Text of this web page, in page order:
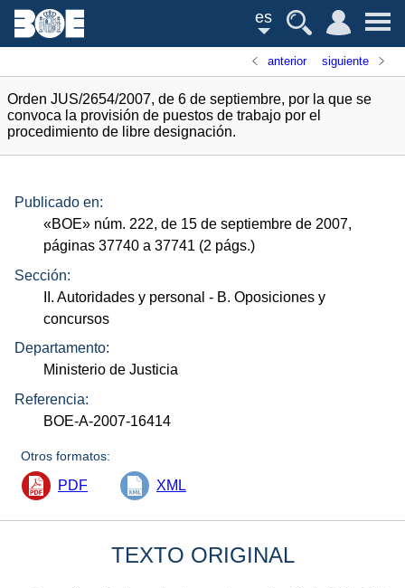
es
anterior siguiente
Orden JUS/2654/2007, de 6 de septiembre, por la que se
convoca la provisión de puestos de trabajo por el
procedimiento de libre designación.
Publicado en:
«BOE» núm. 222, de 15 de septiembre de 2007,
páginas 37740 a 37741 (2 págs.)
Sección:
II. Autoridades y personal - B. Oposiciones y
concursos
Departamento:
Ministerio de Justicia
Referencia:
BOE-A-2007-16414
Otros formatos:
PDF XML
TEXTO ORIGINAL